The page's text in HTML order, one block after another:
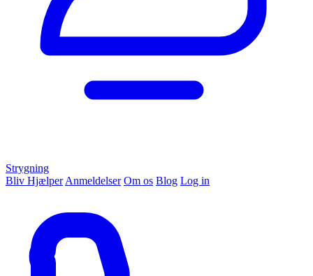
Strygning
Bliv Hjælper Anmeldelser Om os Blog Log in